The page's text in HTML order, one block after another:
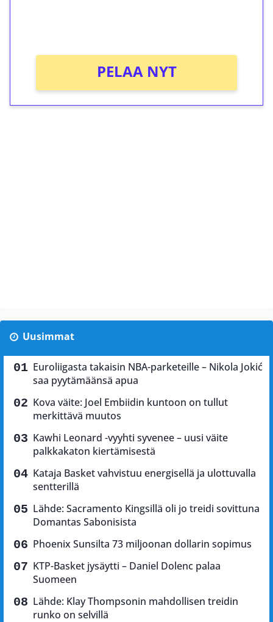
PELAA NYT
Uusimmat
Euroliigasta takaisin NBA-parketeille – Nikola Jokić
saa pyytämäänsä apua
Kova väite: Joel Embiidin kuntoon on tullut
merkittävä muutos
Kawhi Leonard -vyyhti syvenee – uusi väite
palkkakaton kiertämisestä
Kataja Basket vahvistuu energisellä ja ulottuvalla
sentterillä
Lähde: Sacramento Kingsillä oli jo treidi sovittuna
Domantas Sabonisista
Phoenix Sunsilta 73 miljoonan dollarin sopimus
KTP-Basket jysäytti – Daniel Dolenc palaa
Suomeen
Lähde: Klay Thompsonin mahdollisen treidin
runko on selvillä